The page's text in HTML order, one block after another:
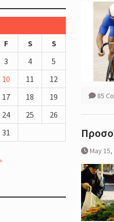
Βουλιαγμένη, Ανάβυσσος,
καθορισμού της έντασης της
: Φυσιολογικά και
Ζητήματα
Τριάθλου :
Δύναμης για αθλητές
85
May 15,
F S
S
3 4
5
10 11
12
17 18
19
24 25
26
31